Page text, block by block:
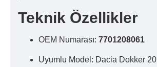
Teknik Özellikler
OEM Numarası: 7701208061
Uyumlu Model: Dacia Dokker